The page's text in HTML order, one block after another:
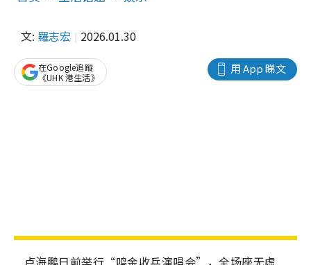
文: 羅志宏 2026.01.30
用 App 睇文
在Google追蹤
《UHK 港生活》